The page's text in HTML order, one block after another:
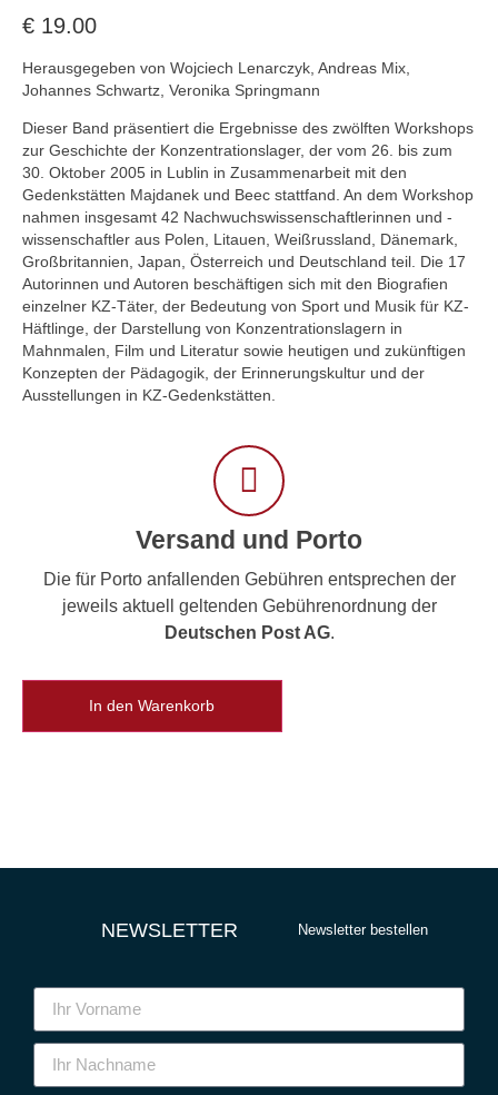
€ 19.00
Herausgegeben von Wojciech Lenarczyk, Andreas Mix,
Johannes Schwartz, Veronika Springmann
Dieser Band präsentiert die Ergebnisse des zwölften Workshops
zur Geschichte der Konzentrationslager, der vom 26. bis zum
30. Oktober 2005 in Lublin in Zusammenarbeit mit den
Gedenkstätten Majdanek und Beec stattfand. An dem Workshop
nahmen insgesamt 42 Nachwuchswissenschaftlerinnen und -
wissenschaftler aus Polen, Litauen, Weißrussland, Dänemark,
Großbritannien, Japan, Österreich und Deutschland teil. Die 17
Autorinnen und Autoren beschäftigen sich mit den Biografien
einzelner KZ-Täter, der Bedeutung von Sport und Musik für KZ-
Häftlinge, der Darstellung von Konzentrationslagern in
Mahnmalen, Film und Literatur sowie heutigen und zukünftigen
Konzepten der Pädagogik, der Erinnerungskultur und der
Ausstellungen in KZ-Gedenkstätten.
Versand und Porto
Die für Porto anfallenden Gebühren entsprechen der
jeweils aktuell geltenden Gebührenordnung der
Deutschen Post AG.
In den Warenkorb
NEWSLETTER Newsletter bestellen